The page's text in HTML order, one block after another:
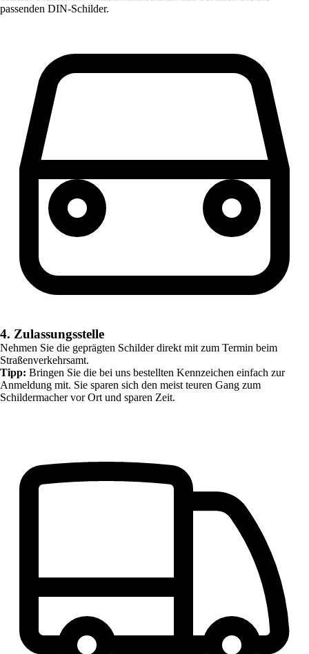
passenden DIN-Schilder.
4. Zulassungsstelle
Nehmen Sie die geprägten Schilder direkt mit zum Termin beim
Straßenverkehrsamt.
Tipp: Bringen Sie die bei uns bestellten Kennzeichen einfach zur
Anmeldung mit. Sie sparen sich den meist teuren Gang zum
Schildermacher vor Ort und sparen Zeit.